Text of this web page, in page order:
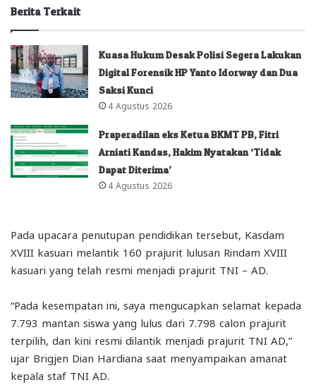
Berita Terkait
Kuasa Hukum Desak Polisi Segera Lakukan
Digital Forensik HP Yanto Idorway dan Dua
Saksi Kunci
4 Agustus 2026
Praperadilan eks Ketua BKMT PB, Fitri
Arniati Kandas, Hakim Nyatakan ‘Tidak
Dapat Diterima’
4 Agustus 2026
Pada upacara penutupan pendidikan tersebut, Kasdam
XVIII kasuari melantik 160 prajurit lulusan Rindam XVIII
kasuari yang telah resmi menjadi prajurit TNI – AD.
“Pada kesempatan ini, saya mengucapkan selamat kepada
7.793 mantan siswa yang lulus dari 7.798 calon prajurit
terpilih, dan kini resmi dilantik menjadi prajurit TNI AD,”
ujar Brigjen Dian Hardiana saat menyampaikan amanat
kepala staf TNI AD.